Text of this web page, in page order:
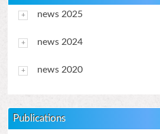
news 2025
news 2024
news 2020
Publications